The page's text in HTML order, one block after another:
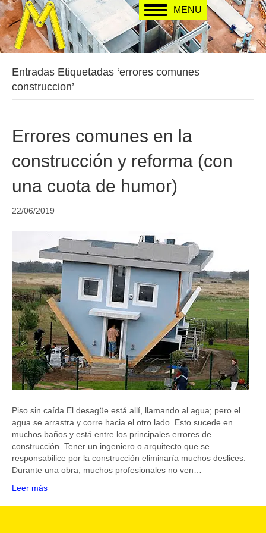
MENU
Entradas Etiquetadas ‘errores comunes
construccion’
Errores comunes en la
construcción y reforma (con
una cuota de humor)
22/06/2019
Piso sin caída El desagüe está allí, llamando al agua; pero el
agua se arrastra y corre hacia el otro lado. Esto sucede en
muchos baños y está entre los principales errores de
construcción. Tener un ingeniero o arquitecto que se
responsabilice por la construcción eliminaría muchos deslices.
Durante una obra, muchos profesionales no ven…
Leer más